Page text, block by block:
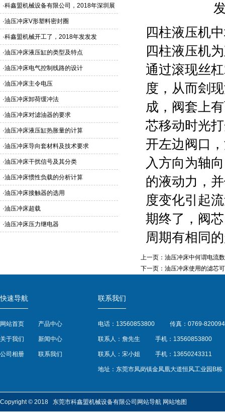
·科鑫盟机械设备有限公司，2018年深圳展
馆3G24号，欢迎新老客户莅临参观
·油压冲床V形塑料密封圈
·科鑫盟机械开工了，2018年发发发
·油压冲床液压缸的类型及特点
·油压冲床电气控制线路的设计
·油压冲床主令电压
·油压冲床卸荷缓冲法
·油压冲床对滤油器的要求
·油压冲床液压缸热胀量的计算
·油压冲床导向套材料及技术要求
·油压冲床干扰信号及其分类
·油压冲床惯性负载的分析计算
·油压冲床接触器的选用
·油压冲床超载
·油压冲床压力继电器
四柱液压机
四柱液压机
通过滚现丝
度，从而刽
成，阀套上
芯移动时光
开左边阀口
入方向为轴
的液动力，
度变化引起
期终了，阀
周期有相同
上一页： 油压冲床中何谓电流
下一页： 油压冲床使用的滤芯
快速导航
网站首页 产品中心
关于我们 新闻中心
公司相册 联系我们
联系我们
电话：13560853800 传真：0769-
联系人：詹先生 手机：13560853800
联系人：宋小姐 手机：13650243311
地址：东莞市凤岗镇金凤凰大道恒风工业园B栋
Copyright © 2018 东莞市科鑫盟机械设备有限公司 网站导航 网站地图